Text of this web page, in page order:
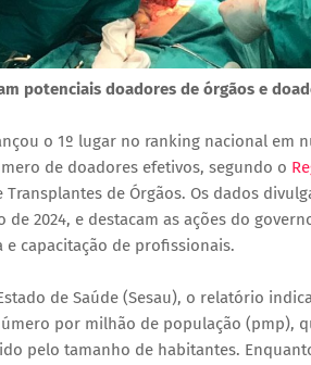
potenciais doadores de órgãos e
o 1º lugar no ranking nacional em
de doadores efetivos, segundo o
Transplantes de Órgãos. Os dados
2024, e destacam as ações do
capacitação de profissionais.
de Saúde (Sesau), o relatório
por milhão de população (pmp),
pelo tamanho de habitantes.